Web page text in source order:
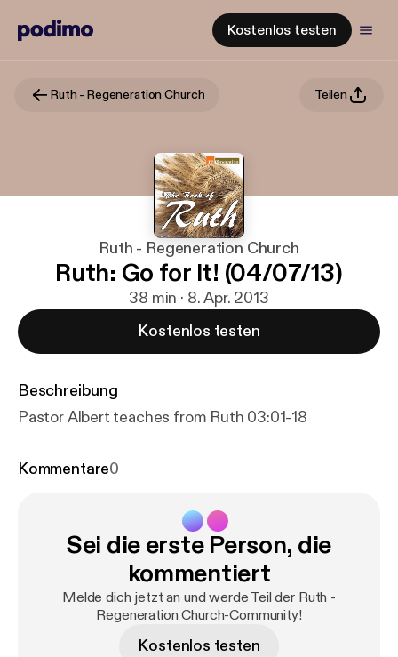
Kostenlos testen
Ruth - Regeneration Church Teilen
Ruth - Regeneration Church
Ruth: Go for it! (04/07/13)
38 min · 8. Apr. 2013
Kostenlos testen
Beschreibung
Pastor Albert teaches from Ruth 03:01-18
Kommentare0
Sei die erste Person, die
kommentiert
Melde dich jetzt an und werde Teil der Ruth -
Regeneration Church-Community!
Kostenlos testen